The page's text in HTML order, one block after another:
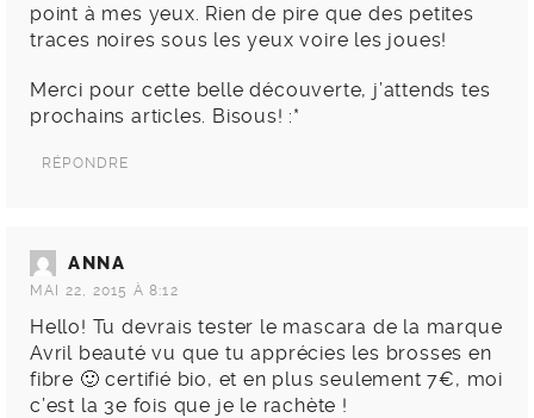
point à mes yeux. Rien de pire que des petites
traces noires sous les yeux voire les joues!
Merci pour cette belle découverte, j’attends tes
prochains articles. Bisous! :*
RÉPONDRE
ANNA
MAI 22, 2015 À 8:12
Hello! Tu devrais tester le mascara de la marque
Avril beauté vu que tu apprécies les brosses en
fibre 🙂 certifié bio, et en plus seulement 7€, moi
c’est la 3e fois que je le rachète !